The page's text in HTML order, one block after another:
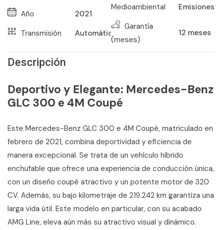
Año
2021
Transmisión
Automático
Medioambiental
Emisiones
Garantía
(meses)
12 meses
Descripción
Deportivo y Elegante: Mercedes-Benz
GLC 300 e 4M Coupé
Este Mercedes-Benz GLC 300 e 4M Coupé, matriculado en
febrero de 2021, combina deportividad y eficiencia de
manera excepcional. Se trata de un vehículo híbrido
enchufable que ofrece una experiencia de conducción única,
con un diseño coupé atractivo y un potente motor de 320
CV. Además, su bajo kilometraje de 219.242 km garantiza una
larga vida útil. Este modelo en particular, con su acabado
AMG Line, eleva aún más su atractivo visual y dinámico.